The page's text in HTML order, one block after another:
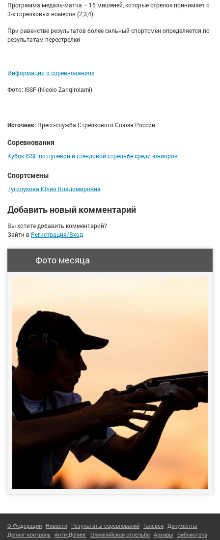
Программа медаль-матча – 15 мишеней, которые стрелок принимает с
3-х стрелковых номеров (2,3,4).
При равенстве результатов более сильный спортсмен определяется по
результатам перестрелки
Информация о соревнованиях
Фото: ISSF (Nicolo Zangirolami)
Источник: Пресс-служба Стрелкового Союза России
Соревнования
Кубок ISSF по пулевой и стендовой стрельбе среди юниоров
Спортсмены
Туголукова Юлия Владимировна
Добавить новый комментарий
Вы хотите добавить комментарий?
Зайти в Регистрация/Вход
Фото месяца
О Федерации Новости Результаты соревнований Галерея Документы
Допинг-контроль Анти-Допинг Олимпийская стрельба Архивы Библиотека